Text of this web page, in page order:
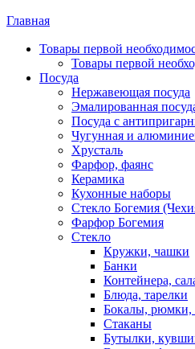
Главная
Товары первой
Товары первой
Посуда
Нержавеющая посуда
Эмалированная
Посуда с
Чугунная и
Хрусталь
Фарфор, фаянс
Керамика
Кухонные наборы
Стекло Богемия
Фарфор Богемия
Стекло
Кружки, чашки
Банки
Контейнера,
Блюда, тарелки
Бокалы, рюмки,
Стаканы
Бутылки,